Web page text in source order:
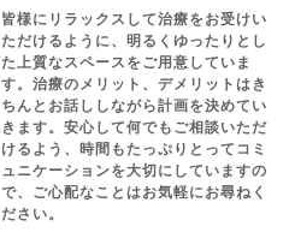
皆様にリラックスして治療をお受けい
ただけるように、明るくゆったりとし
た上質なスペースをご用意していま
す。治療のメリット、デメリットはき
ちんとお話ししながら計画を決めてい
きます。安心して何でもご相談いただ
けるよう、時間もたっぷりとってコミ
ュニケーションを大切にしていますの
で、ご心配なことはお気軽にお尋ねく
ださい。